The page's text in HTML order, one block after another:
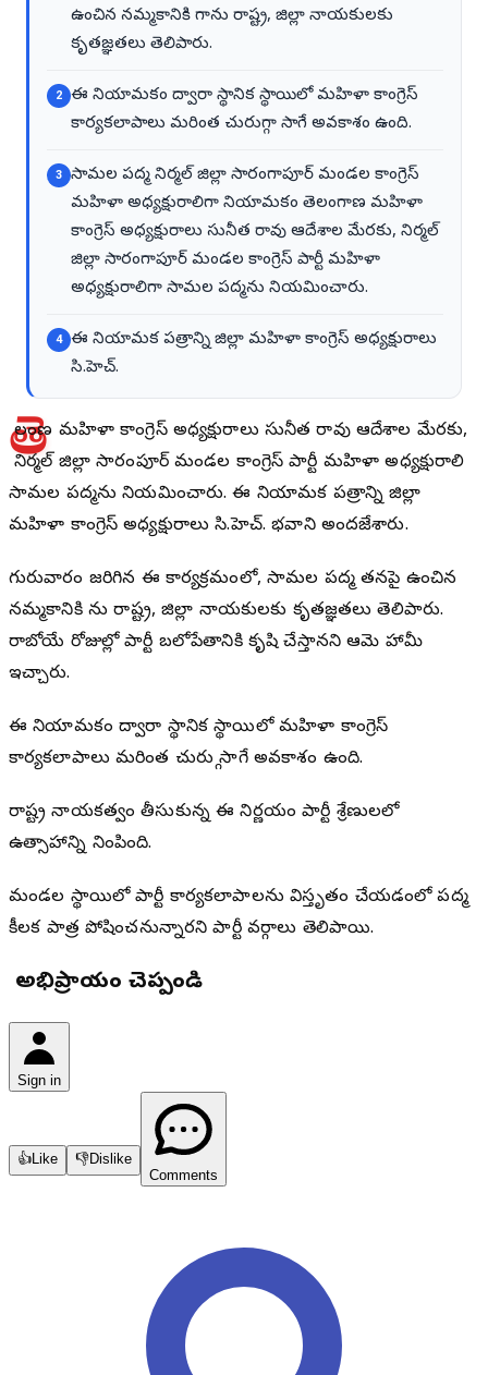
ఉంచిన నమ్మకానికి గాను రాష్ట్ర, జిల్లా నాయకులకు
కృతజ్ఞతలు తెలిపారు.
2
ఈ నియామకం ద్వారా స్థానిక స్థాయిలో మహిళా కాంగ్రెస్
కార్యకలాపాలు మరింత చురుగ్గా సాగే అవకాశం ఉంది.
3
సామల పద్మ నిర్మల్ జిల్లా సారంగాపూర్ మండల కాంగ్రెస్
మహిళా అధ్యక్షురాలిగా నియామకం తెలంగాణ మహిళా
కాంగ్రెస్ అధ్యక్షురాలు సునీత రావు ఆదేశాల మేరకు, నిర్మల్
జిల్లా సారంగాపూర్ మండల కాంగ్రెస్ పార్టీ మహిళా
అధ్యక్షురాలిగా సామల పద్మను నియమించారు.
4
ఈ నియామక పత్రాన్ని జిల్లా మహిళా కాంగ్రెస్ అధ్యక్షురాలు
సి.హెచ్.
లంగాణ మహిళా కాంగ్రెస్ అధ్యక్షురాలు సునీత రావు ఆదేశాల మేరకు,
నిర్మల్ జిల్లా సారంగాపూర్ మండల కాంగ్రెస్ పార్టీ మహిళా అధ్యక్షురాలిగా
సామల పద్మను నియమించారు. ఈ నియామక పత్రాన్ని జిల్లా
మహిళా కాంగ్రెస్ అధ్యక్షురాలు సి.హెచ్. భవాని అందజేశారు.
గురువారం జరిగిన ఈ కార్యక్రమంలో, సామల పద్మ తనపై ఉంచిన
నమ్మకానికి గాను రాష్ట్ర, జిల్లా నాయకులకు కృతజ్ఞతలు తెలిపారు.
రాబోయే రోజుల్లో పార్టీ బలోపేతానికి కృషి చేస్తానని ఆమె హామీ
ఇచ్చారు.
ఈ నియామకం ద్వారా స్థానిక స్థాయిలో మహిళా కాంగ్రెస్
కార్యకలాపాలు మరింత చురుగ్గా సాగే అవకాశం ఉంది.
రాష్ట్ర నాయకత్వం తీసుకున్న ఈ నిర్ణయం పార్టీ శ్రేణులలో
ఉత్సాహాన్ని నింపింది.
మండల స్థాయిలో పార్టీ కార్యకలాపాలను విస్తృతం చేయడంలో పద్మ
కీలక పాత్ర పోషించనున్నారని పార్టీ వర్గాలు తెలిపాయి.
మీ అభిప్రాయం చెప్పండి
Sign in
👍 Like 👎Dislike
Comments